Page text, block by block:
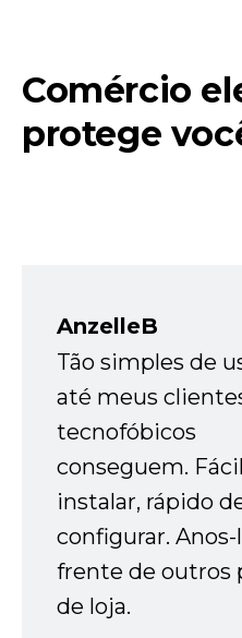
Comércio
protege
AnzelleB
Tão simples de
até meus
tecnofóbicos
conseguem.
instalar, rápido
configurar. Anos-
frente de outros
de loja.